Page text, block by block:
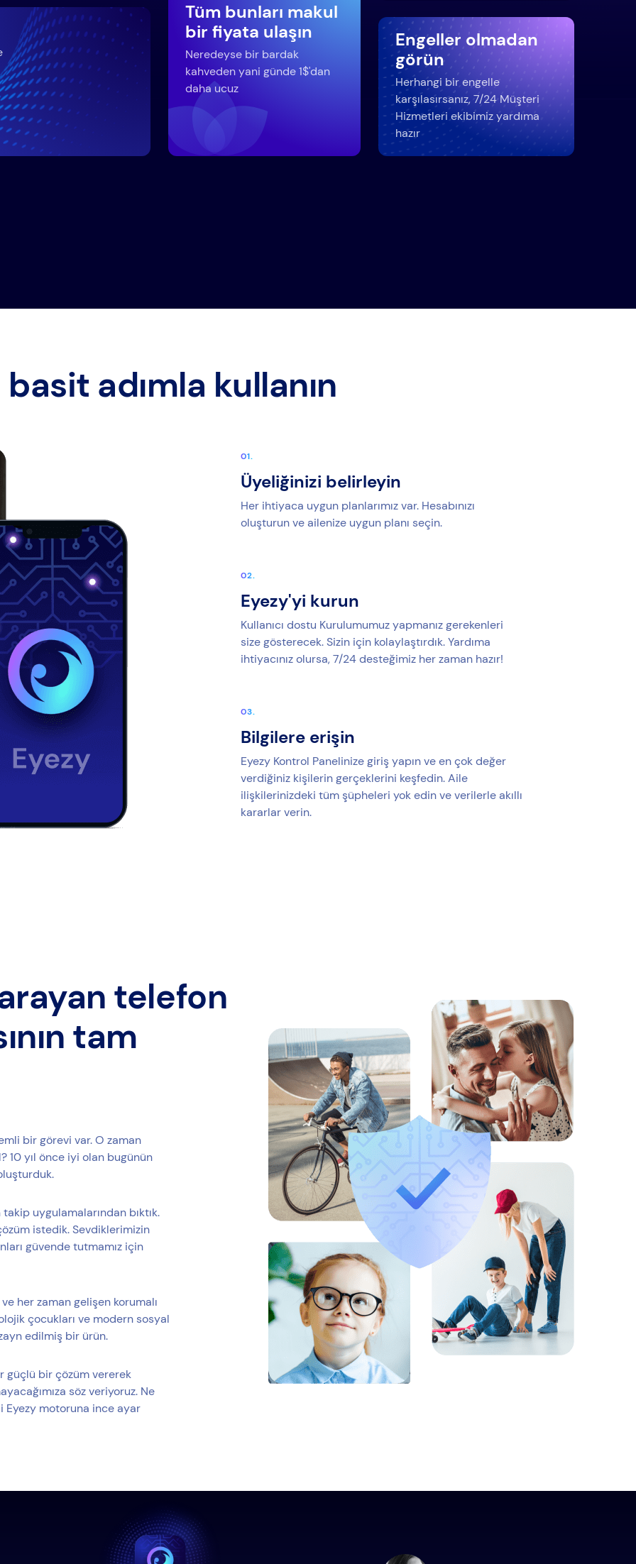
Tüm bunları makul
bir fiyata ulaşın
Neredeyse bir bardak
kahveden yani günde 1$'dan
daha ucuz
Engeller olmadan
görün
Herhangi bir engelle
karşılasırsanız, 7/24 Müşteri
Hizmetleri ekibimiz yardıma
hazır
basit adımla kullanın
Üyeliğinizi belirleyin
Her ihtiyaca uygun planlarımız var. Hesabınızı
oluşturun ve ailenize uygun planı seçin.
Eyezy'yi kurun
Kullanıcı dostu Kurulumumuz yapmanız gerekenleri
size gösterecek. Sizin için kolaylaştırdık. Yardıma
ihtiyacınız olursa, 7/24 desteğimiz her zaman hazır!
Bilgilere erişin
Eyezy Kontrol Panelinize giriş yapın ve en çok değer
verdiğiniz kişilerin gerçeklerini keşfedin. Aile
ilişkilerinizdeki tüm şüpheleri yok edin ve verilerle akıllı
kararlar verin.
telefon
tam
bir görevi var. O zaman
10 yıl önce iyi olan bugünün
uygulamalarından bıktık.
istedik. Sevdiklerimizin
güvende tutmamız için
her zaman gelişen korumalı
çocukları ve modern sosyal
edilmiş bir ürün.
güçlü bir çözüm vererek
söz veriyoruz. Ne
Eyezy motoruna ince ayar